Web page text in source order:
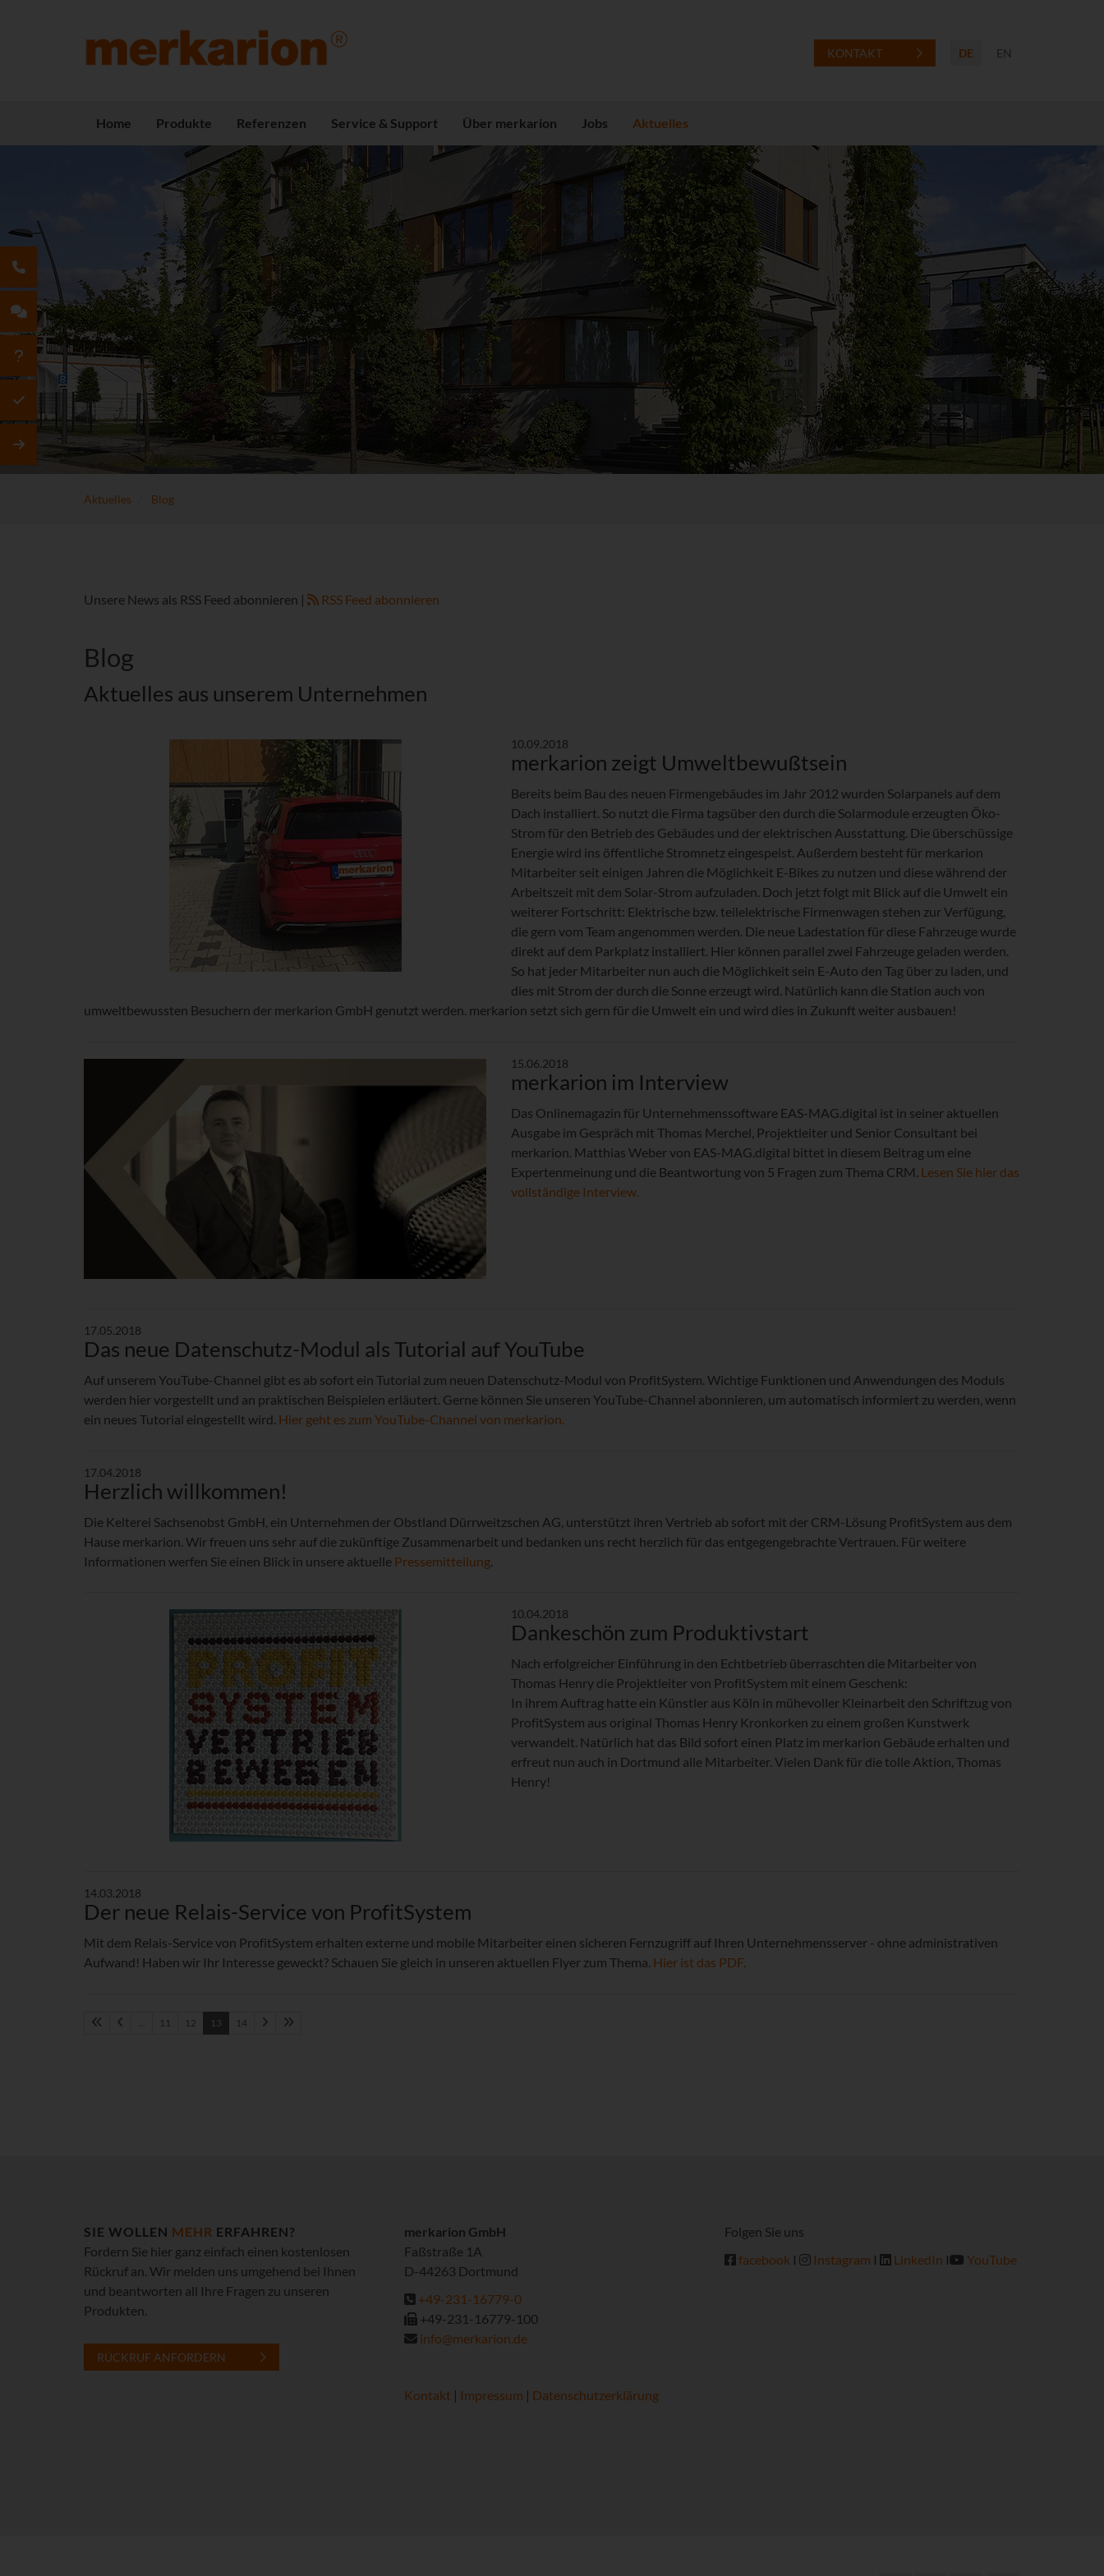
KONTAKT DE EN
Home Produkte Referenzen Service & Support Über merkarion Jobs Aktuelles
Aktuelles Blog
Unsere News als RSS Feed abonnieren | RSS Feed abonnieren
Blog
Aktuelles aus unserem Unternehmen
10.09.2018
merkarion zeigt Umweltbewußtsein
Bereits beim Bau des neuen Firmengebäudes im Jahr 2012 wurden Solarpanels auf dem
Dach installiert. So nutzt die Firma tagsüber den durch die Solarmodule erzeugten Öko-
Strom für den Betrieb des Gebäudes und der elektrischen Ausstattung. Die überschüssige
Energie wird ins öffentliche Stromnetz eingespeist. Außerdem besteht für merkarion
Mitarbeiter seit einigen Jahren die Möglichkeit E-Bikes zu nutzen und diese während der
Arbeitszeit mit dem Solar-Strom aufzuladen. Doch jetzt folgt mit Blick auf die Umwelt ein
weiterer Fortschritt: Elektrische bzw. teilelektrische Firmenwagen stehen zur Verfügung,
die gern vom Team angenommen werden. Die neue Ladestation für diese Fahrzeuge wurde
direkt auf dem Parkplatz installiert. Hier können parallel zwei Fahrzeuge geladen werden.
So hat jeder Mitarbeiter nun auch die Möglichkeit sein E-Auto den Tag über zu laden, und
dies mit Strom der durch die Sonne erzeugt wird. Natürlich kann die Station auch von
umweltbewussten Besuchern der merkarion GmbH genutzt werden. merkarion setzt sich gern für die Umwelt ein und wird dies in Zukunft weiter ausbauen!
15.06.2018
merkarion im Interview
Das Onlinemagazin für Unternehmenssoftware EAS-MAG.digital ist in seiner aktuellen
Ausgabe im Gespräch mit Thomas Merchel, Projektleiter und Senior Consultant bei
merkarion. Matthias Weber von EAS-MAG.digital bittet in diesem Beitrag um eine
Expertenmeinung und die Beantwortung von 5 Fragen zum Thema CRM. Lesen Sie hier das
vollständige Interview.
17.05.2018
Das neue Datenschutz-Modul als Tutorial auf YouTube
Auf unserem YouTube-Channel gibt es ab sofort ein Tutorial zum neuen Datenschutz-Modul von ProfitSystem. Wichtige Funktionen und Anwendungen des Moduls
werden hier vorgestellt und an praktischen Beispielen erläutert. Gerne können Sie unseren YouTube-Channel abonnieren, um automatisch informiert zu werden, wenn
ein neues Tutorial eingestellt wird. Hier geht es zum YouTube-Channel von merkarion.
17.04.2018
Herzlich willkommen!
Die Kelterei Sachsenobst GmbH, ein Unternehmen der Obstland Dürrweitzschen AG, unterstützt ihren Vertrieb ab sofort mit der CRM-Lösung ProfitSystem aus dem
Hause merkarion. Wir freuen uns sehr auf die zukünftige Zusammenarbeit und bedanken uns recht herzlich für das entgegengebrachte Vertrauen. Für weitere
Informationen werfen Sie einen Blick in unsere aktuelle Pressemitteilung
10.04.2018
Dankeschön zum Produktivstart
Nach erfolgreicher Einführung in den Echtbetrieb überraschten die Mitarbeiter von
Thomas Henry die Projektleiter von ProfitSystem mit einem Geschenk:
In ihrem Auftrag hatte ein Künstler aus Köln in mühevoller Kleinarbeit den Schriftzug von
ProfitSystem aus original Thomas Henry Kronkorken zu einem großen Kunstwerk
verwandelt. Natürlich hat das Bild sofort einen Platz im merkarion Gebäude erhalten und
erfreut nun auch in Dortmund alle Mitarbeiter. Vielen Dank für die tolle Aktion, Thomas
Henry!
14.03.2018
Der neue Relais-Service von ProfitSystem
Mit dem Relais-Service von ProfitSystem erhalten externe und mobile Mitarbeiter einen sicheren Fernzugriff auf Ihren Unternehmensserver - ohne administrativen
Aufwand! Haben wir Ihr Interesse geweckt? Schauen Sie gleich in unseren aktuellen Flyer zum Thema. Hier ist das PDF.
11 12 13 14
SIE WOLLEN MEHR ERFAHREN?
Fordern Sie hier ganz einfach einen kostenlosen
Rückruf an. Wir melden uns umgehend bei Ihnen
und beantworten all Ihre Fragen zu unseren
Produkten.
RÜCKRUF ANFORDERN
merkarion GmbH
Faßstraße 1A
D-44263 Dortmund
+49-231-16779-0
+49-231-16779-100
info@merkarion.de
Kontakt | Impressum | Datenschutzerklärung
Folgen Sie uns
facebook I Instagram I LinkedIn I YouTube